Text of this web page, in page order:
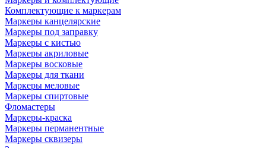
Комплектующие к маркерам
Маркеры канцелярские
Маркеры под заправку
Маркеры с кистью
Маркеры акриловые
Маркеры восковые
Маркеры для ткани
Маркеры меловые
Маркеры спиртовые
Фломастеры
Маркеры-краска
Маркеры перманентные
Маркеры сквизеры